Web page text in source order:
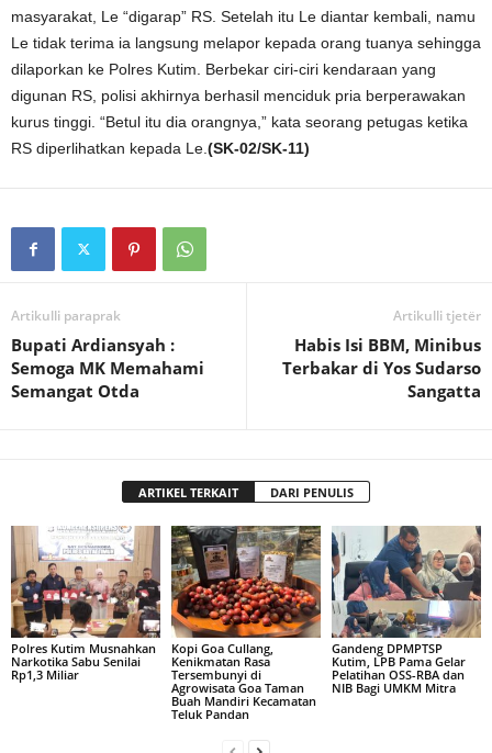
masyarakat, Le “digarap” RS. Setelah itu Le diantar kembali, namu
Le tidak terima ia langsung melapor kepada orang tuanya sehingga
dilaporkan ke Polres Kutim. Berbekar ciri-ciri kendaraan yang
digunan RS, polisi akhirnya berhasil menciduk pria berperawakan
kurus tinggi. “Betul itu dia orangnya,” kata seorang petugas ketika
RS diperlihatkan kepada Le. (SK-02/SK-11)
Artikulli paraprak
Bupati Ardiansyah :
Semoga MK Memahami
Semangat Otda
Artikulli tjetër
Habis Isi BBM, Minibus
Terbakar di Yos Sudarso
Sangatta
ARTIKEL TERKAIT DARI PENULIS
Polres Kutim Musnahkan
Narkotika Sabu Senilai
Rp1,3 Miliar
Kopi Goa Cullang,
Kenikmatan Rasa
Tersembunyi di
Agrowisata Goa Taman
Buah Mandiri Kecamatan
Teluk Pandan
Gandeng DPMPTSP
Kutim, LPB Pama Gelar
Pelatihan OSS-RBA dan
NIB Bagi UMKM Mitra